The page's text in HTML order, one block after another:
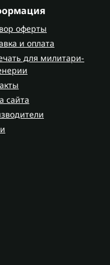
оферты
и оплата
для милитари-
сайта